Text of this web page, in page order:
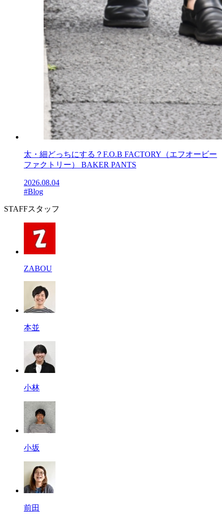
太・細どっちにする？F.O.B FACTORY（エフオービー
ファクトリー） BAKER PANTS
2026.08.04
#Blog
STAFFスタッフ
ZABOU
本並
小林
小坂
前田